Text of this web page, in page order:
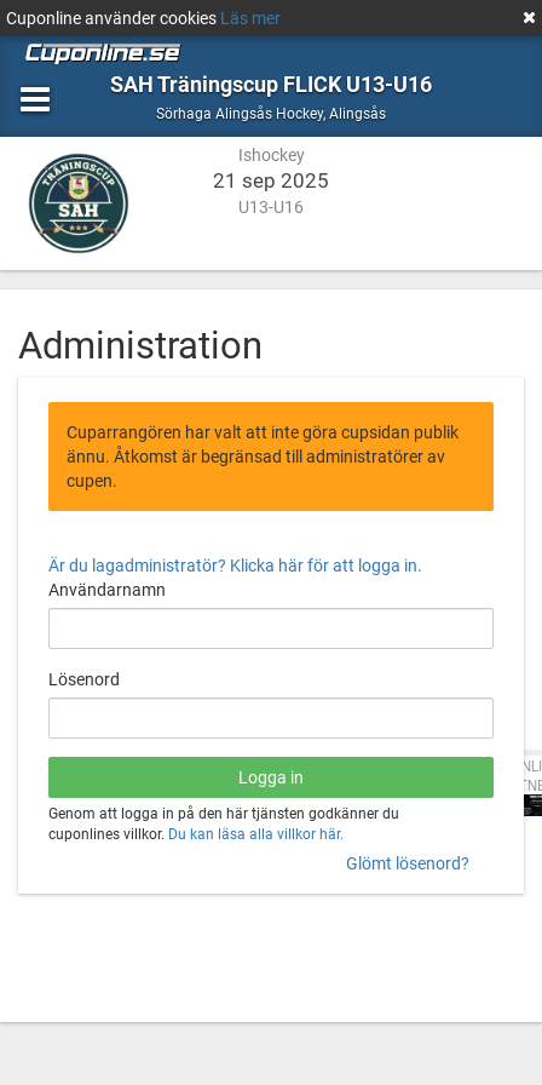
Cuponline använder cookies Läs mer
SAH Träningscup FLICK U13-U16
Sörhaga Alingsås Hockey, Ishockey
AlingsåsAlingsås
Ishockey
21 sep 2025
U13-U16
Administration
Cuparrangören har valt att inte göra cupsidan publik
ännu. Åtkomst är begränsad till administratörer av
cupen.
Är du lagadministratör? Klicka här för att logga in.
Användarnamn
Lösenord
Genom att logga in på den här tjänsten godkänner du
cuponlines villkor. Du kan läsa alla villkor här.
Glömt lösenord?